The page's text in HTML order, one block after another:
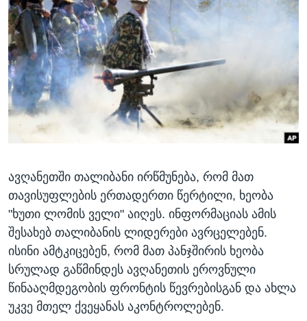
ᲕᲐᲨᲘᲜᲒᲢᲝᲜᲘ ᲓᲦᲔᲡ
ᲮᲔᲓᲕᲐ ᲕᲐᲨᲘᲜᲒᲢᲝᲜᲘᲓᲐᲜ
ᲡᲢᲣᲓᲘᲐ ᲕᲐᲨᲘᲜᲒᲢᲝᲜᲘ
ᲡᲮᲕᲐ ᲡᲘᲐᲮᲚᲔᲔᲑᲘ
ᲞᲝᲚᲘᲢᲘᲙᲐ
ᲔᲙᲝᲜᲝᲛᲘᲙᲐ
ᲯᲐᲜᲛᲠᲗᲔᲚᲝᲑᲐ
ᲛᲔᲪᲜᲘᲔᲠᲔᲑᲐ
ᲘᲜᲢᲔᲠᲕᲘᲣ
ᲒᲐᲚᲘᲚᲔᲝ
ᲓᲔᲖᲘᲜᲤᲝᲠᲛᲐᲪᲘᲐ
ᲠᲣᲡᲔᲗᲘᲡ ᲨᲔᲭᲠᲐ ᲣᲙᲠᲐᲘᲜᲐᲨᲘ
Learning English
ᲗᲕᲐᲚᲘ ᲒᲕᲐᲓᲔᲕᲜᲔᲗ
ენები
ავღანეთში თალიბანი ირწმუნება, რომ მათ
თავისუფლების ერთადერთი წერტილი, ხეობა
"ხუთი ლომის ველი" აიღეს. ინფორმაციას ამის
შესახებ თალიბანის ლიდერები ავრცელებენ.
ისინი ამტკიცებენ, რომ მათ პანჯშირის ხეობა
სრულად გაწმინდეს ავღანეთის ეროვნული
წინააღმდეგობის ფრონტის წევრებისგან და ახლა
უკვე მთელ ქვეყანას აკონტროლებენ.